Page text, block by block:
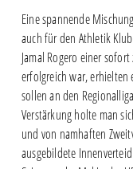
Eine spannende
auch für den Athletik
Jamal Rogero einer
erfolgreich war, erhielten
sollen an den
Verstärkung holte man
und von namhaften
ausgebildete